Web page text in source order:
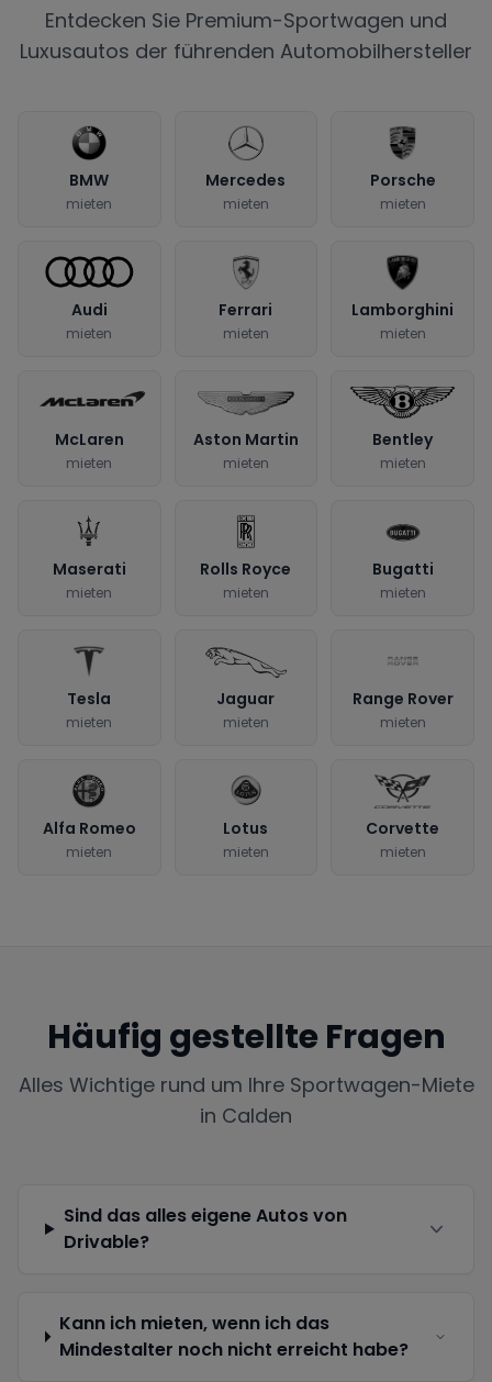
Entdecken Sie Premium-Sportwagen und
Luxusautos der führenden Automobilhersteller
BMW
mieten
Mercedes
mieten
Porsche
mieten
Audi
mieten
Ferrari
mieten
Lamborghini
mieten
McLaren
mieten
Aston Martin
mieten
Bentley
mieten
Maserati
mieten
Rolls Royce
mieten
Bugatti
mieten
Tesla
mieten
Jaguar
mieten
Range Rover
mieten
Alfa Romeo
mieten
Lotus
mieten
Corvette
mieten
Häufig gestellte Fragen
Alles Wichtige rund um Ihre Sportwagen-Miete
in Calden
Sind das alles eigene Autos von
Drivable?
Kann ich mieten, wenn ich das
Mindestalter noch nicht erreicht habe?